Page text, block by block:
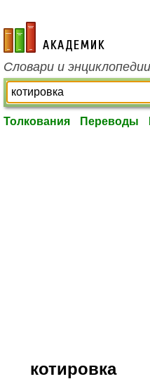
academic.ru
Словари и
Толкования Переводы
котировка